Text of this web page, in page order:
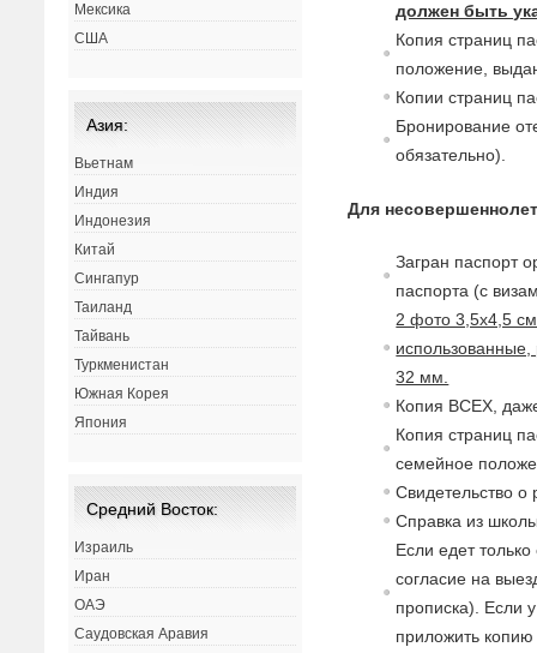
должен быть
Копия страниц
положение, в
Копии страниц
Бронирование
обязательно).
Для
Загран паспорт
паспорта (с в
2 фото 3,5х4,5
32 мм.
Копия ВСЕХ,
Копия страниц
семейное
Свидетельство о
Справка из
Если едет
согласие на в
прописка). Если
приложить
Мексика
США
Азия:
Вьетнам
Индия
Индонезия
Китай
Сингапур
Таиланд
Тайвань
Туркменистан
Южная Корея
Япония
Средний Восток:
Израиль
Иран
ОАЭ
Саудовская Аравия